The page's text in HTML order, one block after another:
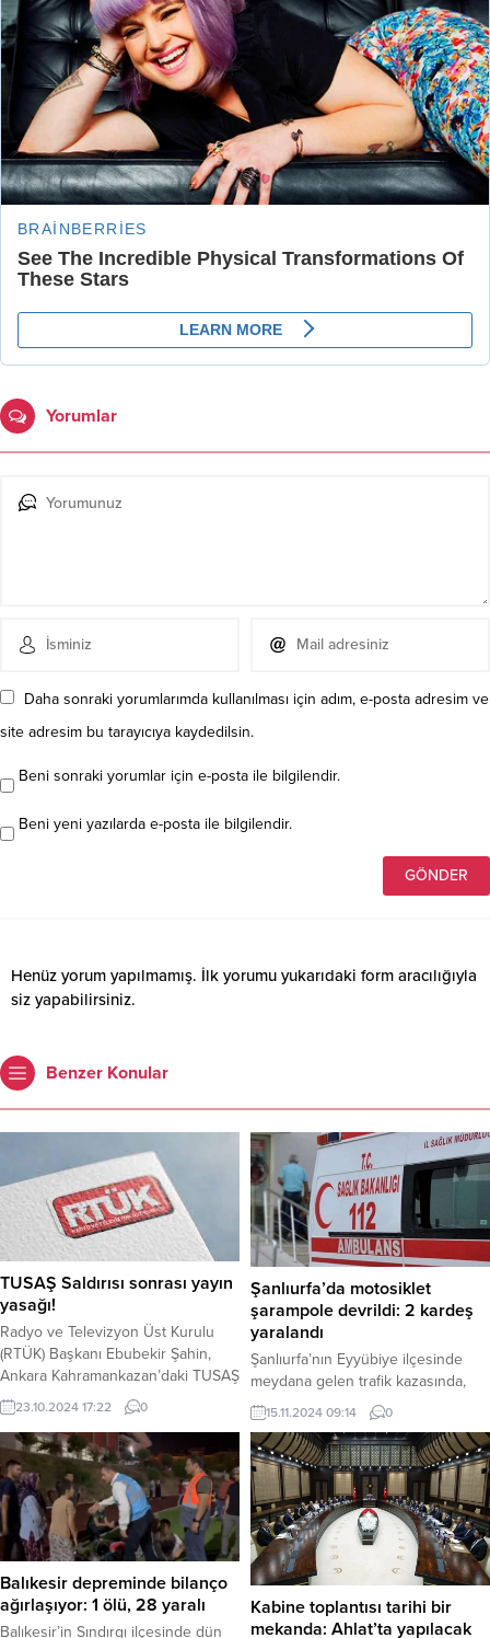
Yorumlar
Daha sonraki yorumlarımda kullanılması için adım, e-posta adresim ve
site adresim bu tarayıcıya kaydedilsin.
Beni sonraki yorumlar için e-posta ile bilgilendir.
Beni yeni yazılarda e-posta ile bilgilendir.
Henüz yorum yapılmamış. İlk yorumu yukarıdaki form aracılığıyla
siz yapabilirsiniz.
Benzer Konular
TUSAŞ Saldırısı sonrası yayın
yasağı!
Radyo ve Televizyon Üst Kurulu
(RTÜK) Başkanı Ebubekir Şahin,
Ankara Kahramankazan’daki TUSAŞ
tesislerine düzenlenen terör
saldırısıyla ilgili önemli bir açıklama
yaptı. Şahin, saldırı sonrasında
mahkeme tarafından yayın yasağı
kararı alındığını duyurdu. Şahin,
sosyal medya hesabından yaptığı
açıklamada, “TUSAŞ’ın
Kahramankazan tesislerine yönelik
terör saldırısı sonrasında mahkeme
tarafından yayın yasağı kararı
alınmıştır.”...
23.10.2024 17:22 0
Şanlıurfa’da motosiklet
şarampole devrildi: 2 kardeş
yaralandı
Şanlıurfa’nın Eyyübiye ilçesinde
meydana gelen trafik kazasında,
kontrolden çıkan motosiklet
şarampole devrildi. Kazada 2
kardeş yaralandı. Olay, Eyyübiye
ilçesine bağlı kırsal Yeşildere
Mahallesi’nde meydana geldi.
Edinilen bilgilere göre, 18 yaşındaki
Mehmet Ç. idaresindeki 01 ATY 753
plakalı motosiklet, sürücüsünün
direksiyon hakimiyetini kaybetmesi
sonucu şarampole yuvarlandı.
Kazada, motosiklet sürücüsü
15.11.2024 09:14 0
Balıkesir depreminde bilanço
ağırlaşıyor: 1 ölü, 28 yaralı
Balıkesir’in Sındırgı ilçesinde dün
Kabine toplantısı tarihi bir
mekanda: Ahlat’ta yapılacak